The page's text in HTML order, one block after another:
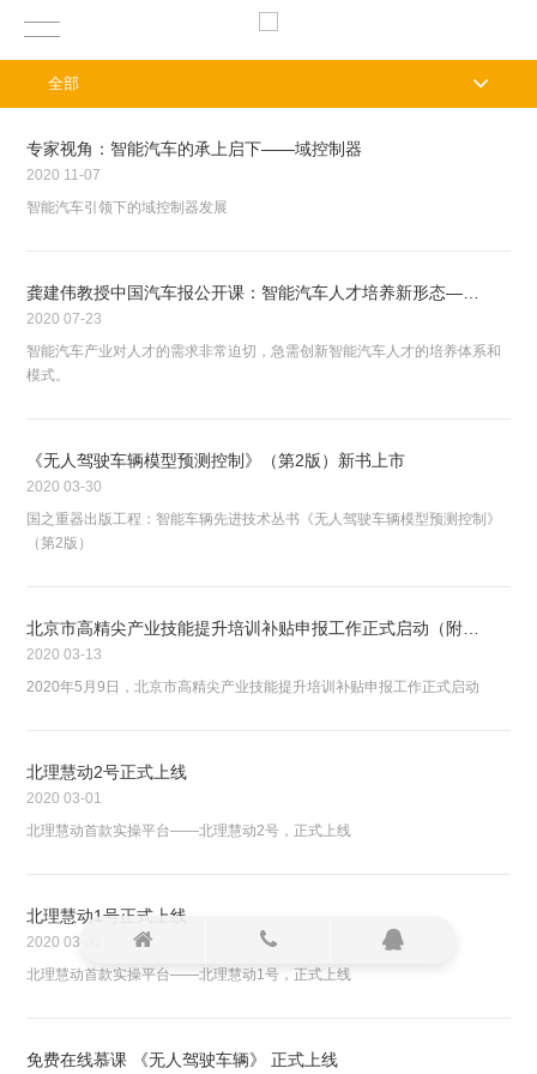
专家视角：智能汽车的承上启下——域控制器
2020 11-07
智能汽车引领下的域控制器发展
2020 07-23
智能汽车产业对人才的需求非常迫切，急需创新智能汽车人才的培养体系和
模式。
《无人驾驶车辆模型预测控制》（第2版）新书上市
2020 03-30
国之重器出版工程：智能车辆先进技术丛书《无人驾驶车辆模型预测控制》
（第2版）
2020 03-13
2020年5月9日，北京市高精尖产业技能提升培训补贴申报工作正式启动
北理慧动2号正式上线
2020 03-01
北理慧动首款实操平台——北理慧动2号，正式上线
北理慧动1号正式上线
2020 03-01
北理慧动首款实操平台——北理慧动1号，正式上线
免费在线慕课 《无人驾驶车辆》 正式上线
全部